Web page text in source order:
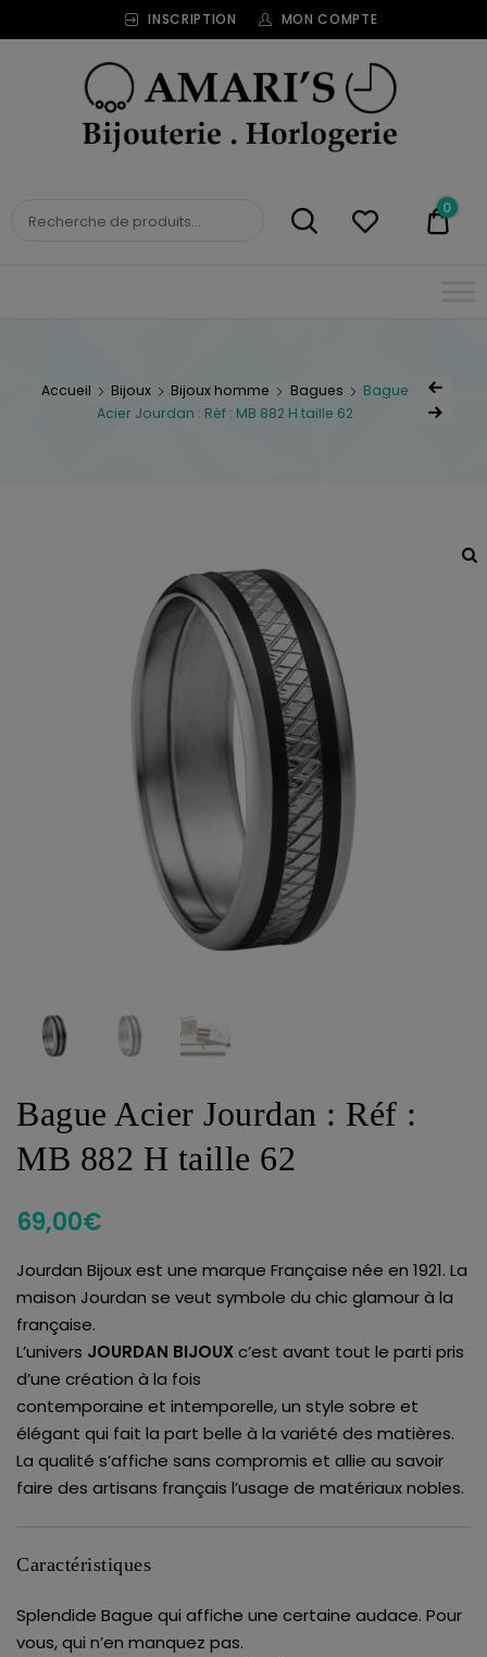
INSCRIPTION MON COMPTE
BIJOUTERIE
0
Accueil Bijoux Bijoux homme Bagues
Bague
Acier Jourdan : Réf : MB 882 H taille 62
Bague Acier Jourdan : Réf :
MB 882 H taille 62
69,00€
Jourdan Bijoux est une marque Française née en 1921. La
maison Jourdan se veut symbole du chic glamour à la
française.
L’univers JOURDAN BIJOUXc’est avant tout le parti pris
d’une création à la fois
contemporaine et intemporelle, un style sobre et
élégant qui fait la part belle à la variété des matières.
La qualité s’affiche sans compromis et allie au savoir
faire des artisans français l’usage de matériaux nobles.
Caractéristiques
Splendide Bague qui affiche une certaine audace. Pour
vous, qui n’en manquez pas.